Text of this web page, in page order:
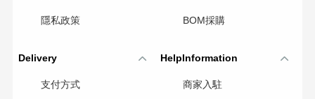
隱私政策 BOM採購
Delivery
支付方式
HelpInformation
商家入駐